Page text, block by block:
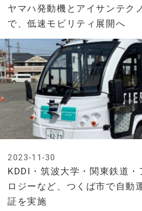
ヤマハ発動機とアイサンテク
で、低速モビリティ展開へ
KDDI・筑波大学・関東鉄道・
ロジーなど、つくば市で自動
証を実施
2023-11-30